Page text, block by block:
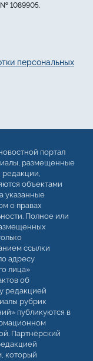
№ 1089905.
персональных
портал
размещенные
объектами
указанные
о правах
Полное или
ссылки
адресу
лица»
об
редакцией
рубрик
публикуются в
Партнёрский
который